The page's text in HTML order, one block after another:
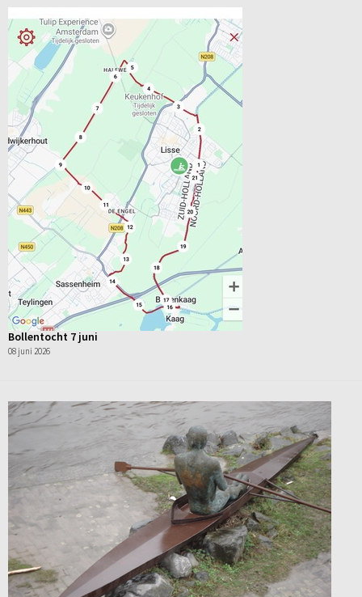
Bollentocht 7 juni
08 juni 2026